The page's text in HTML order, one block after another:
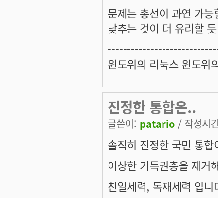
문제는 총선이 과연 가
낮추는 것이 더 유리할
윈도위의 리눅스 윈도위
진정한 통합은..
글쓴이: patario / 작성시
솔직히 진정한 국민 통
이상한 기득권층을 제거
친일세력, 독재세력 입